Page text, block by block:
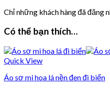
Chỉ những khách hàng đã đăng
Có thể bạn thích…
Quick View
Áo sơ mi hoa lá nền đen đi biển